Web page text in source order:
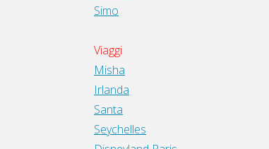
Simo
Viaggi
Misha
Irlanda
Santa
Seychelles